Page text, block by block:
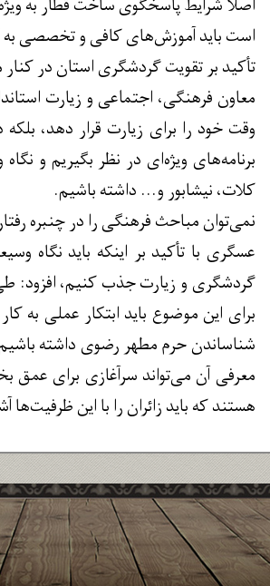
اصلاً شرایط پاسخگوی ساخت قطار به
است باید آموزش‌های کافی و تخصصی به
تأکید بر تقویت گردشگری استان در کنار
معاون فرهنگی، اجتماعی و زیارت
وقت خود را برای زیارت قرار دهد،
برنامه‌های ویژه‌ای در نظر بگیریم و
کلات، نیشابور و... داشته باشیم.
نمی‌توان مباحث فرهنگی را در چنبره
عسگری با تأکید بر اینکه باید نگاه
گردشگری و زیارت جذب کنیم، افزود:
برای این موضوع باید ابتکار عملی به
شناساندن حرم مطهر رضوی داشته
معرفی آن می‌تواند سرآغازی برای عمق
هستند که باید زائران را با این ظرفیت‌ها